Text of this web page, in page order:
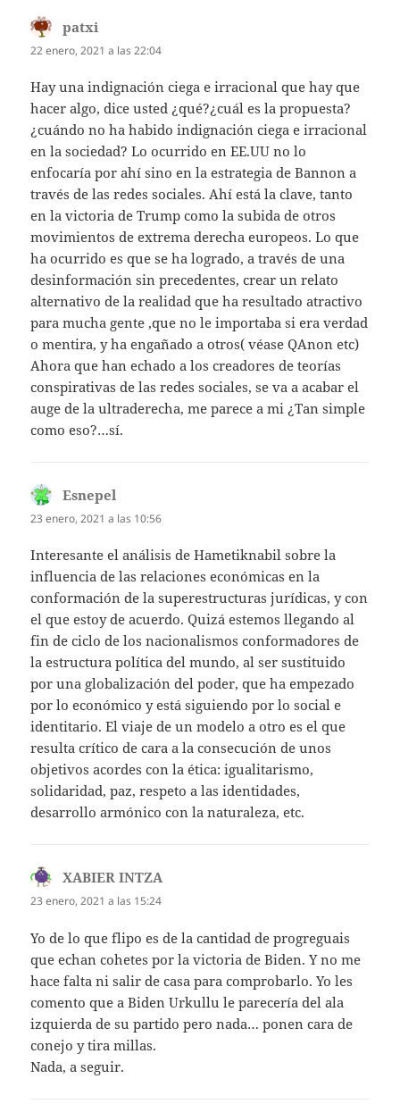
patxi
22 enero, 2021 a las 22:04
Hay una indignación ciega e irracional que hay que
hacer algo, dice usted ¿qué?¿cuál es la propuesta?
¿cuándo no ha habido indignación ciega e irracional
en la sociedad? Lo ocurrido en EE.UU no lo
enfocaría por ahí sino en la estrategia de Bannon a
través de las redes sociales. Ahí está la clave, tanto
en la victoria de Trump como la subida de otros
movimientos de extrema derecha europeos. Lo que
ha ocurrido es que se ha logrado, a través de una
desinformación sin precedentes, crear un relato
alternativo de la realidad que ha resultado atractivo
para mucha gente ,que no le importaba si era verdad
o mentira, y ha engañado a otros( véase QAnon etc)
Ahora que han echado a los creadores de teorías
conspirativas de las redes sociales, se va a acabar el
auge de la ultraderecha, me parece a mi ¿Tan simple
como eso?…sí.
Esnepel
23 enero, 2021 a las 10:56
Interesante el análisis de Hametiknabil sobre la
influencia de las relaciones económicas en la
conformación de la superestructuras jurídicas, y con
el que estoy de acuerdo. Quizá estemos llegando al
fin de ciclo de los nacionalismos conformadores de
la estructura política del mundo, al ser sustituido
por una globalización del poder, que ha empezado
por lo económico y está siguiendo por lo social e
identitario. El viaje de un modelo a otro es el que
resulta crítico de cara a la consecución de unos
objetivos acordes con la ética: igualitarismo,
solidaridad, paz, respeto a las identidades,
desarrollo armónico con la naturaleza, etc.
XABIER INTZAdice:
23 enero, 2021 a las 15:24
Yo de lo que flipo es de la cantidad de progreguais
que echan cohetes por la victoria de Biden. Y no me
hace falta ni salir de casa para comprobarlo. Yo les
comento que a Biden Urkullu le parecería del ala
izquierda de su partido pero nada… ponen cara de
conejo y tira millas.
Nada, a seguir.